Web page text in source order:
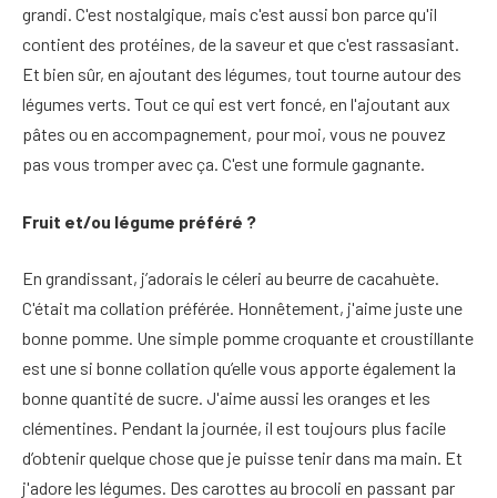
grandi. C'est nostalgique, mais c'est aussi bon parce qu'il
contient des protéines, de la saveur et que c'est rassasiant.
Et bien sûr, en ajoutant des légumes, tout tourne autour des
légumes verts. Tout ce qui est vert foncé, en l'ajoutant aux
pâtes ou en accompagnement, pour moi, vous ne pouvez
pas vous tromper avec ça. C'est une formule gagnante.
Fruit et/ou légume préféré ?
En grandissant, j’adorais le céleri au beurre de cacahuète.
C'était ma collation préférée. Honnêtement, j'aime juste une
bonne pomme. Une simple pomme croquante et croustillante
est une si bonne collation qu’elle vous apporte également la
bonne quantité de sucre. J'aime aussi les oranges et les
clémentines. Pendant la journée, il est toujours plus facile
d’obtenir quelque chose que je puisse tenir dans ma main. Et
j'adore les légumes. Des carottes au brocoli en passant par